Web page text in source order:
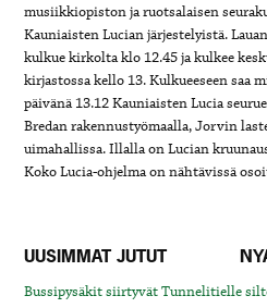
musiikkiopiston ja ruotsalaisen
Kauniaisten Lucian järjestelyistä.
kulkue kirkolta klo 12.45 ja kulkee
kirjastossa kello 13. Kulkueeseen saa
päivänä 13.12 Kauniaisten Lucia
Bredan rakennustyömaalla, Jorvin
uimahallissa. Illalla on Lucian
Koko Lucia-ohjelma on nähtävissä
UUSIMMAT JUTUT
Bussipysäkit siirtyvät Tunnelitielle